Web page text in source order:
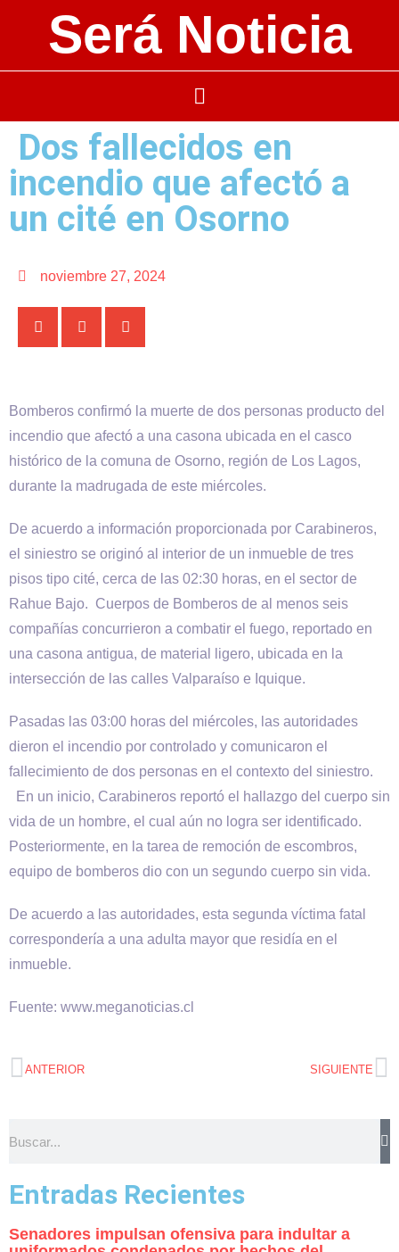
Será Noticia
Dos fallecidos en
incendio que afectó a
un cité en Osorno
noviembre 27, 2024
Bomberos confirmó la muerte de dos personas producto del
incendio que afectó a una casona ubicada en el casco
histórico de la comuna de Osorno, región de Los Lagos,
durante la madrugada de este miércoles.
De acuerdo a información proporcionada por Carabineros,
el siniestro se originó al interior de un inmueble de tres
pisos tipo cité, cerca de las 02:30 horas, en el sector de
Rahue Bajo. Cuerpos de Bomberos de al menos seis
compañías concurrieron a combatir el fuego, reportado en
una casona antigua, de material ligero, ubicada en la
intersección de las calles Valparaíso e Iquique.
Pasadas las 03:00 horas del miércoles, las autoridades
dieron el incendio por controlado y comunicaron el
fallecimiento de dos personas en el contexto del siniestro.
En un inicio, Carabineros reportó el hallazgo del cuerpo sin
vida de un hombre, el cual aún no logra ser identificado.
Posteriormente, en la tarea de remoción de escombros,
equipo de bomberos dio con un segundo cuerpo sin vida.
De acuerdo a las autoridades, esta segunda víctima fatal
correspondería a una adulta mayor que residía en el
inmueble.
Fuente: www.meganoticias.cl
ANTERIOR SIGUIENTE
Entradas Recientes
Senadores impulsan ofensiva para indultar a